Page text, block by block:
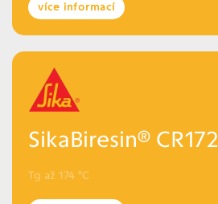
více informací
SikaBiresin® CR172
Tg až 174 °C